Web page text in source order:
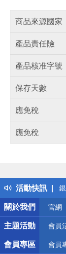
商品來源國家
產品責任險
產品核准字號
保存天數
應免稅
應免稅
活動快訊
關於我們
官網
主題活動 會員
會員專區 會員